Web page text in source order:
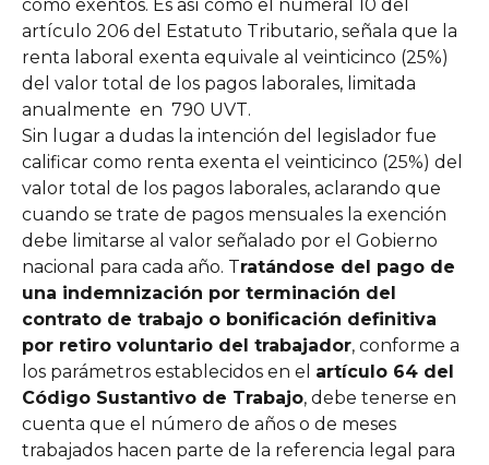
como exentos. Es así como el numeral 10 del
artículo 206 del Estatuto Tributario, señala que la
renta laboral exenta equivale al veinticinco (25%)
del valor total de los pagos laborales, limitada
anualmente  en  790 UVT.
Sin lugar a dudas la intención del legislador fue
calificar como renta exenta el veinticinco (25%) del
valor total de los pagos laborales, aclarando que
cuando se trate de pagos mensuales la exención
debe limitarse al valor señalado por el Gobierno
nacional para cada año. Tratándose del pago de
una indemnización por terminación del
contrato de trabajo o bonificación definitiva
por retiro voluntario del trabajador, conforme a
los parámetros establecidos en el artículo 64 del
Código Sustantivo de Trabajo, debe tenerse en
cuenta que el número de años o de meses
trabajados hacen parte de la referencia legal para